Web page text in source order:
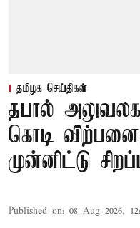
தமிழக செய்திகள்
தபால்
கொடி
முன்னிட்டு
Published on: 08 Aug 2026,